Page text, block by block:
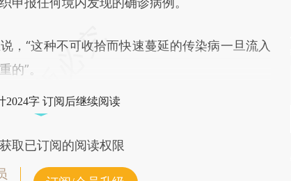
“这种不可收拾而快速蔓延的传染病一旦流入
的”。
2024字 订阅后继续阅读
取已订阅的阅读权限